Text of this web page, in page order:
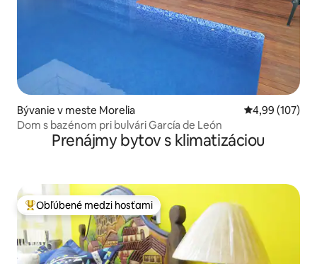
Bývanie v meste Morelia Priemerné
4,99 (107)
Dom s bazénom pri bulvári García de León
Prenájmy bytov s klimatizáciou
Najobľúbenejšie medzi hosťami
Obľúbené medzi hosťami